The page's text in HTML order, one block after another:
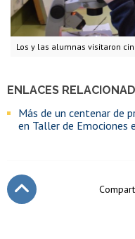
Los y las alumnas visitaron
ENLACES
Más de un centenar de
en Taller de Emociones